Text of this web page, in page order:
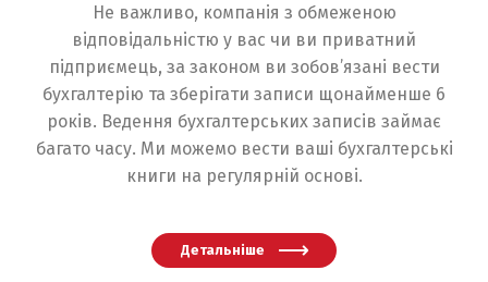
Не важливо, компанія з обмеженою
відповідальністю у вас чи ви приватний
підприємець, за законом ви зобов’язані вести
бухгалтерію та зберігати записи щонайменше 6
років. Ведення бухгалтерських записів займає
багато часу. Ми можемо вести ваші бухгалтерські
книги на регулярній основі.
Детальніше